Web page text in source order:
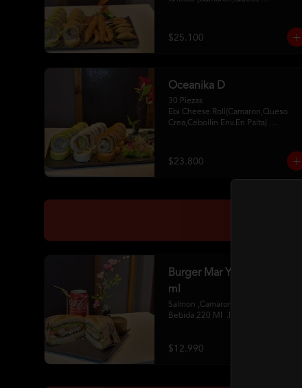
2Palitos - 2 Soya- 1Unagui
$25.100
Oceanika D
30 Piezas
Ebi Cheese Roll(Camaron,Queso
Crea,Cebollin Env.En Palta)
Chikken Furay (Pollo,Queso Crema
,Ciboulette Env En Panko
2 Palitos 2Soya 1 Unagui
$23.800
Burger Mar Y Tierra + 220
ml
Salmon ,Camaron,Pollo ,Palta+ 1
Bebida 220 Ml  .Incluye Salsa
$12.990